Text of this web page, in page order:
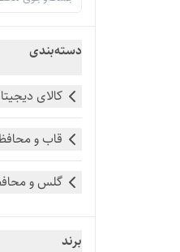
دسته‌بندی
کالای
قاب و
گلس و
برند